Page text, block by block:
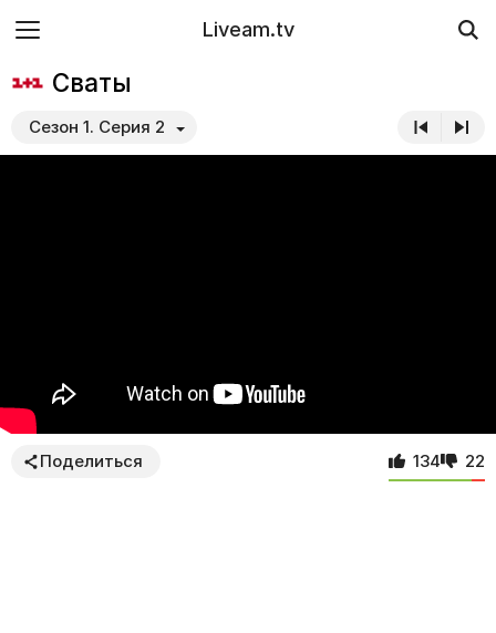
Liveam.tv
Сваты
Сезон 1. Серия 2
Поделиться 134 22